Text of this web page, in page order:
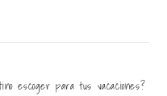
escoger para tus vacaciones?